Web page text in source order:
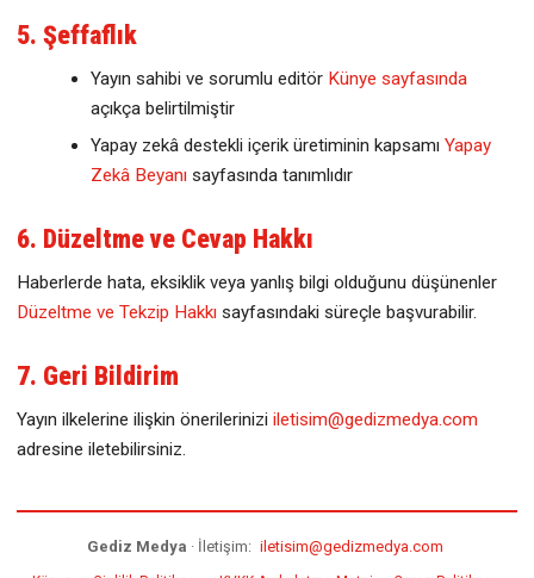
5. Şeffaflık
Yayın sahibi ve sorumlu editör Künye sayfasında
açıkça belirtilmiştir
Yapay zekâ destekli içerik üretiminin kapsamı Yapay
Zekâ Beyanı sayfasında tanımlıdır
6. Düzeltme ve Cevap Hakkı
Haberlerde hata, eksiklik veya yanlış bilgi olduğunu düşünenler
Düzeltme ve Tekzip Hakkı sayfasındaki süreçle başvurabilir.
7. Geri Bildirim
Yayın ilkelerine ilişkin önerilerinizi iletisim@gedizmedya.com
adresine iletebilirsiniz.
Gediz Medya · İletişim: iletisim@gedizmedya.com